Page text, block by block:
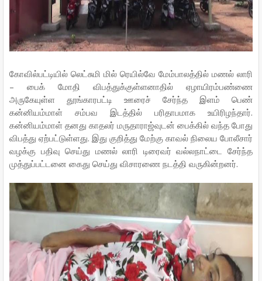
கோவில்பட்டியில் லெட்சுமி மில் ரெயில்வே மேம்பாலத்தில் மணல் லாரி
– பைக் மோதி விபத்துக்குள்ளனாதில் ஏழாயிரம்பண்ணை
அருகேயுள்ள தூங்காரபட்டி ஊரைச் சேர்ந்த இளம் பெண்
கன்னியம்மாள் சம்பவ இடத்தில் பரிதாபமாக உயிரிழந்தார்.
கன்னியம்மாள் தனது காதலர் மருதாராஜ்வுடன் பைக்கில் வந்த போது
விபத்து ஏற்பட்டுள்ளது. இது குறித்து மேற்கு காவல் நிலைய போலீசார்
வழக்கு பதிவு செய்து மணல் லாரி டிரைவர் வல்லநாட்டை சேர்ந்த
முத்துப்பட்டனை கைது செய்து விசாரணை நடத்தி வருகின்றனர்.